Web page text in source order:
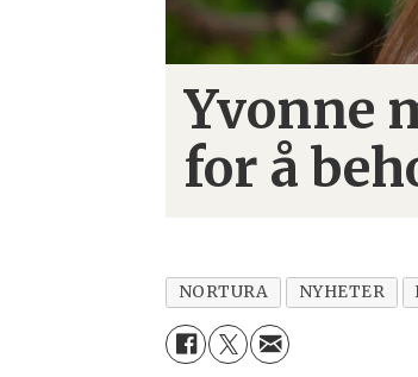
Yvonne
for å
NORTURA NYHETER